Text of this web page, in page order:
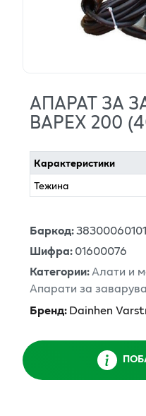
АПАРАТ ЗА
ВАРЕX 200
Карактеристики
Тежина
Баркод:
Шифра:01600076
Категории:Алати и
Апарати за
Бренд:Dainhen